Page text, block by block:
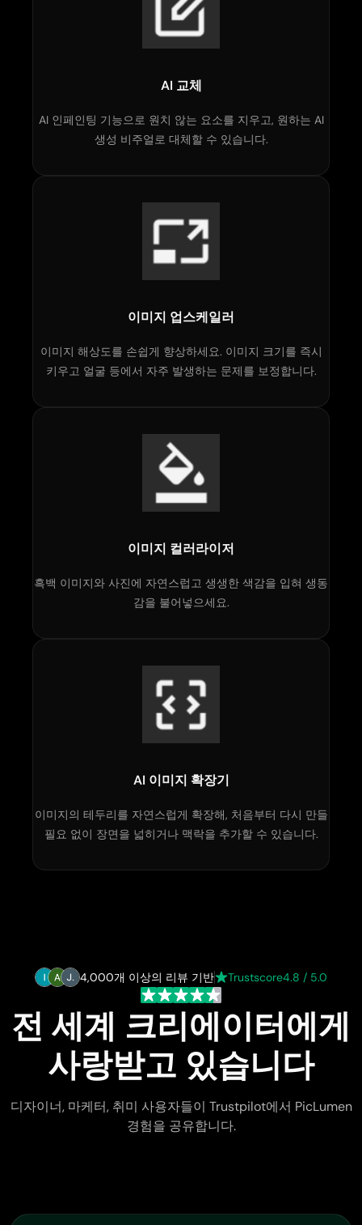
AI 교체
AI 인페인팅 기능으로 원치 않는 요소를 지우고, 원하는 AI
생성 비주얼로 대체할 수 있습니다.
이미지 업스케일러
이미지 해상도를 손쉽게 향상하세요. 이미지 크기를 즉시
키우고 얼굴 등에서 자주 발생하는 문제를 보정합니다.​
이미지 컬러라이저
흑백 이미지와 사진에 자연스럽고 생생한 색감을 입혀 생동
감을 불어넣으세요.
AI 이미지 확장기​
이미지의 테두리를 자연스럽게 확장해, 처음부터 다시 만들
필요 없이 장면을 넓히거나 맥락을 추가할 수 있습니다.
4,000개 이상의 리뷰 기반 Trustscore4.8 / 5.0
전 세계 크리에이터에게
사랑받고 있습니다
디자이너, 마케터, 취미 사용자들이 Trustpilot에서 PicLumen
경험을 공유합니다.